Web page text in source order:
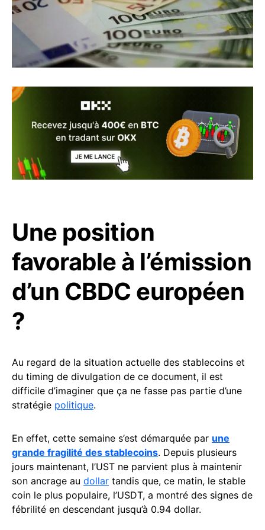
Une position
favorable à l’émission
d’un CBDC européen
?
Au regard de la situation actuelle des stablecoins et
du timing de divulgation de ce document, il est
difficile d’imaginer que ça ne fasse pas partie d’une
stratégie politique.
En effet, cette semaine s’est démarquée par une
grande fragilité des stablecoins. Depuis plusieurs
jours maintenant, l’UST ne parvient plus à maintenir
son ancrage au dollar tandis que, ce matin, le stable
coin le plus populaire, l’USDT, a montré des signes de
fébrilité en descendant jusqu’à 0.94 dollar.